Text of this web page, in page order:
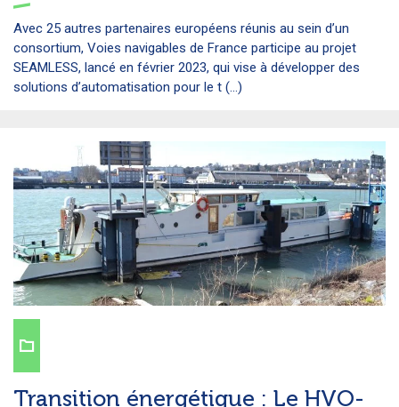
Avec 25 autres partenaires européens réunis au sein d’un
consortium, Voies navigables de France participe au projet
SEAMLESS, lancé en février 2023, qui vise à développer des
solutions d’automatisation pour le t (...)
Transition énergétique : Le HVO-